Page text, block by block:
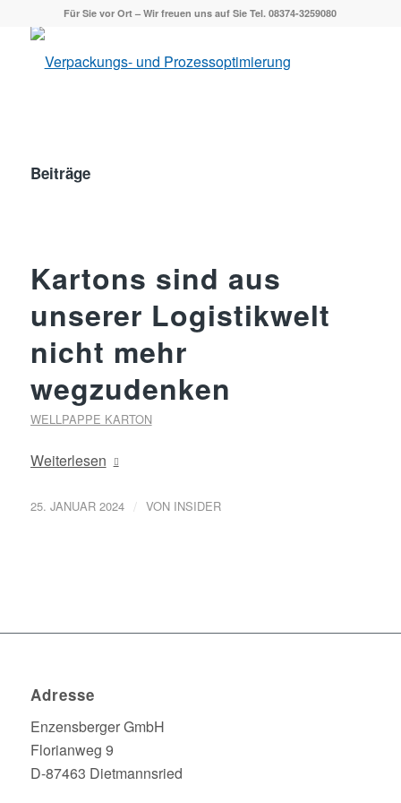
Für Sie vor Ort – Wir freuen uns auf Sie Tel. 08374-3259080
Beiträge
Kartons sind aus
unserer Logistikwelt
nicht mehr
wegzudenken
WELLPAPPE KARTON
Weiterlesen
25. JANUAR 2024 / VON INSIDER
Adresse
Enzensberger GmbH
Florianweg 9
D-87463 Dietmannsried